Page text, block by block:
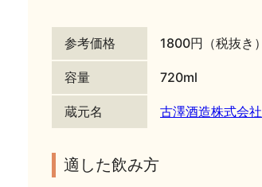
参考価格 1800円（税抜き）
容量 720ml
蔵元名 古澤酒造株式会社
適した飲み方